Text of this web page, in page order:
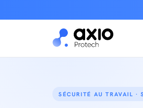
au
SÉCURITÉ AU TRAVAIL ·